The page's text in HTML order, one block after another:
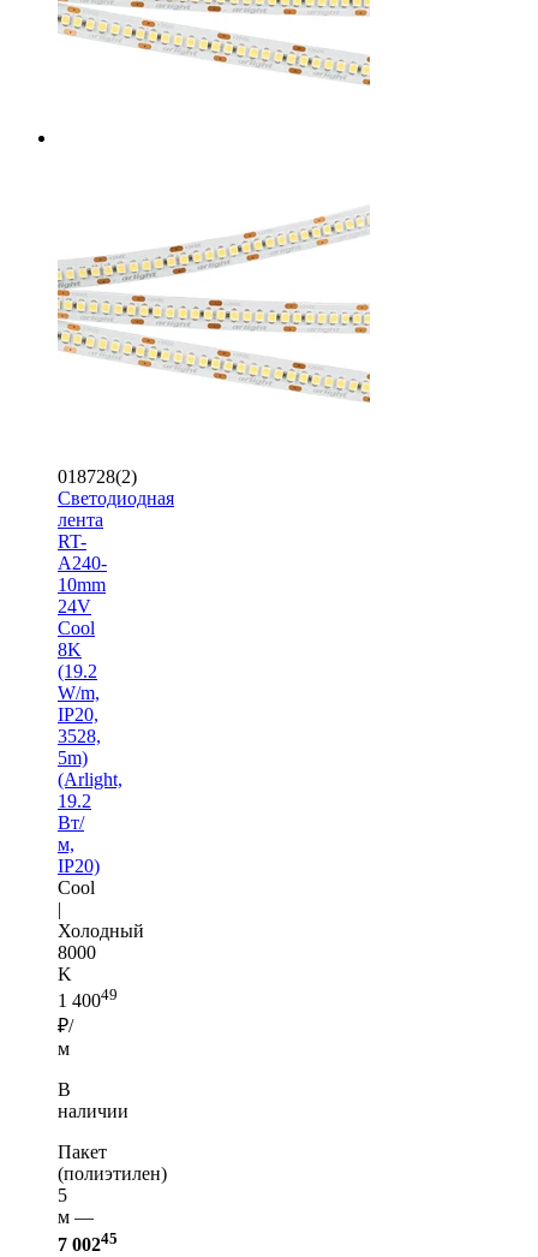
018728(2)
Светодиодная
лента
RT-
A240-
10mm
24V
Cool
8K
(19.2
W/m,
IP20,
3528,
5m)
(Arlight,
19.2
Вт/
м,
IP20)
Cool
|
Холодный
8000
K
1 40049
₽/
м
В
наличии
Пакет
(полиэтилен)
5
м —
7 00245